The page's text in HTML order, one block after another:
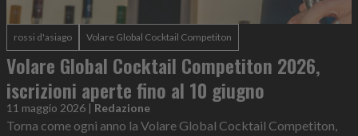
rossi d'asiago Volare Global Cocktail Competiton
Volare Global Cocktail Competiton 2026,
iscrizioni aperte fino al 10 giugno
11 maggio 2026 | Redazione
Torna come ogni anno la Volare Global Cocktail Competiton,